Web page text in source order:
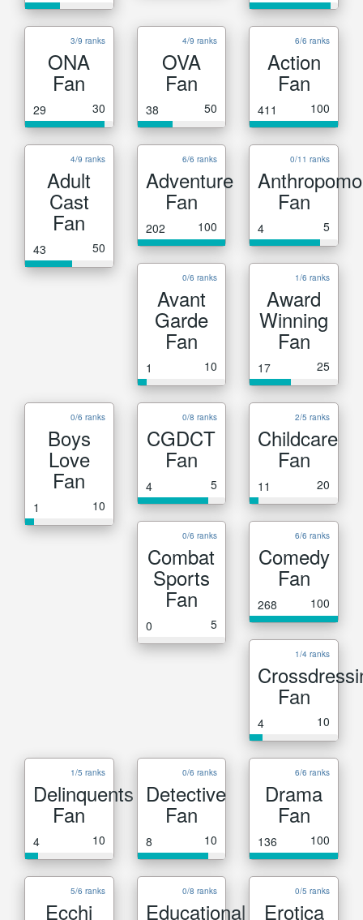
3/9 ranks
ONA
Fan
29 30
4/9 ranks
OVA
Fan
38 50
6/6 ranks
Action
Fan
411 100
4/9 ranks
Adult
Cast
Fan
43 50
6/6 ranks
Adventure
Fan
202 100
0/11 ranks
Fan
4 5
0/6 ranks
Avant
Garde
Fan
1 10
1/6 ranks
Award
Winning
Fan
17 25
0/6 ranks
Boys
Love
Fan
1 10
0/8 ranks
CGDCT
Fan
4 5
2/5 ranks
Childcare
Fan
11 20
0/6 ranks
Combat
Sports
Fan
0 5
6/6 ranks
Comedy
Fan
268 100
1/4 ranks
Fan
4 10
1/5 ranks
Delinquents
Fan
4 10
0/6 ranks
Detective
Fan
8 10
6/6 ranks
Drama
Fan
136 100
5/6 ranks
Ecchi
0/8 ranks
Educational
0/5 ranks
Erotica